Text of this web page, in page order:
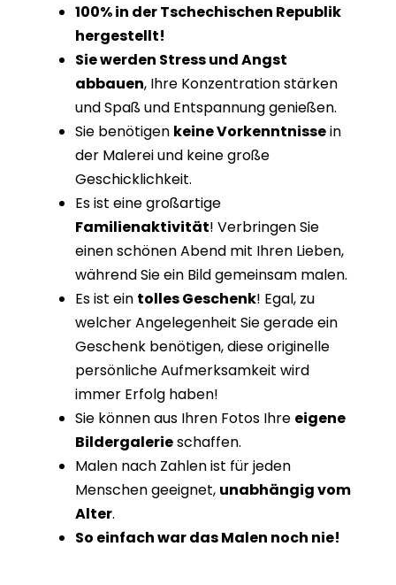
100% in der Tschechischen Republik
hergestellt!
Sie werden Stress und Angst
abbauen, Ihre Konzentration stärken
und Spaß und Entspannung genießen.
Sie benötigen keine Vorkenntnissein
der Malerei und keine große
Geschicklichkeit.
Es ist eine großartige
Familienaktivität! Verbringen Sie
einen schönen Abend mit Ihren Lieben,
während Sie ein Bild gemeinsam malen.
Es ist ein tolles Geschenk! Egal, zu
welcher Angelegenheit Sie gerade ein
Geschenk benötigen, diese originelle
persönliche Aufmerksamkeit wird
immer Erfolg haben!
Sie können aus Ihren Fotos Ihre eigene
Bildergalerieschaffen.
Malen nach Zahlen ist für jeden
Menschen geeignet, unabhängig vom
Alter.
So einfach war das Malen noch nie!